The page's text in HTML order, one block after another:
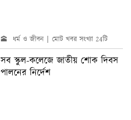
🕋 ধর্ম ও জীবন মোট খবর সংখ্যা 24টি
সব স্কুল-কলেজে জাতীয় শোক দিবস
পালনের নির্দেশ